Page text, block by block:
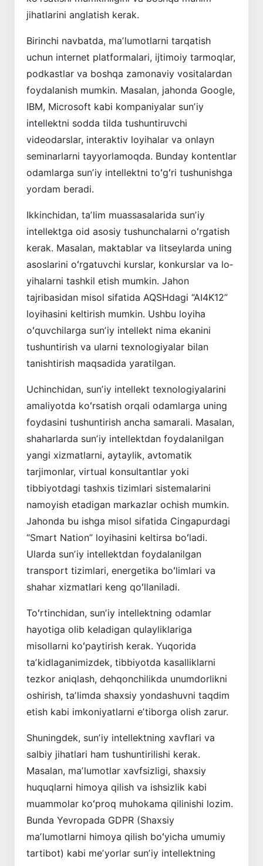
jihatlarini anglatish kerak.
Birinchi navbatda, maʼlumotlarni tarqatish
uchun internet platformalari, ijtimoiy tarmoqlar,
podkastlar va boshqa zamonaviy vositalardan
foydalanish mumkin. Masalan, jahonda Google,
IBM, Microsoft kabi kompaniyalar sunʼiy
intellektni sodda tilda tushuntiruvchi
videodarslar, inter­aktiv loyihalar va onlayn
seminarlarni tayyorlamoqda. Bunday kontentlar
odamlarga sunʼiy intellektni toʻgʻri tushunishga
yordam beradi.
Ikkinchidan, taʼlim muassasalarida sunʼiy
intellektga oid asosiy tushunchalarni oʻrgatish
kerak. Masalan, maktablar va litseylarda uning
asoslarini oʻrgatuvchi kurslar, konkurslar va lo­
yihalarni tashkil etish mumkin. Jahon
tajribasidan misol sifatida AQSHdagi “AI4K12”
lo­yihasini keltirish mumkin. Ushbu loyiha
oʻquvchilarga sunʼiy intellekt nima ekanini
tushuntirish va ularni texnologiyalar bilan
tanishtirish maqsadida yaratilgan.
Uchinchidan, sunʼiy intellekt texnologiyalarini
amaliyotda koʻrsatish orqali odamlarga uning
foydasini tushuntirish ancha samarali. Masalan,
shaharlarda sunʼiy intellektdan foydalanilgan
yangi xizmatlarni, aytaylik, avtomatik
tarjimonlar, virtual konsultantlar yoki
tibbiyotdagi tashxis tizimlari sistemalarini
namoyish etadigan markazlar ochish mumkin.
Jahonda bu ishga misol sifatida Cingapurdagi
“Smart Nation” loyi­hasini keltirsa boʻladi.
Ularda ­sunʼiy intellekt­dan foydalanilgan
transport tizimlari, energetika boʻlimlari va
shahar xizmatlari keng qoʻllaniladi.
Toʻrtinchidan, sunʼiy intellektning odamlar
hayotiga olib keladigan qulaylik­lariga
misollarni koʻpaytirish kerak. Yuqorida
taʼkidlaganimizdek, tibbiyotda kasalliklarni
tezkor aniqlash, dehqonchilikda unumdorlikni
oshirish, taʼlimda shaxsiy yondashuvni taqdim
etish kabi imkoniyatlarni eʼtiborga olish zarur.
Shuningdek, sunʼiy intellektning xavf­lari va
salbiy jihatlari ham tushuntirilishi kerak.
Masalan, maʼlumotlar xavfsizligi, shaxsiy
huquqlarni himoya qilish va ishsizlik kabi
muammolar koʻproq muhokama qilinishi lozim.
Bunda Yevropada GDPR (Shaxsiy
maʼlumotlarni himoya qilish boʻ­yicha umumiy
tartibot) kabi meʼyorlar sunʼiy intellektning